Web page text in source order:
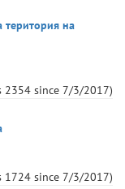
територия на
2354 since 7/3/2017)
1724 since 7/3/2017)